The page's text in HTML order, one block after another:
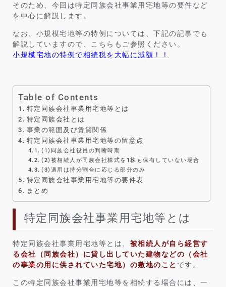
そのため、今回は特定同族会社事業用宅地等の要件など
を中心に解説します。
なお、小規模宅地等の特例については、下記の記事でも
解説していますので、こちらもご参照ください。
小規模宅地の特例で相続税を大幅に減額！！
Table of Contents
特定同族会社事業用宅地等とは
特定同族会社とは
事業の範囲及び賃貸関係
特定同族会社事業用宅地等の留意点
(1)同族会社役員の判断時期
(2)被相続人が同族会社株式を1株も保有していない場合
(3)適用は持分割合に応じる部分のみ
特定同族会社事業用宅地等の要件表
まとめ
特定同族会社事業用宅地等とは
特定同族会社事業用宅地等とは、 被相続人が自ら経営す
る会社（同族会社）に貸し出していた建物などの（会社
の事業の用に供されていた宅地）の敷地のこと です。
この特定同族会社事業用宅地等を相続する場合には、一